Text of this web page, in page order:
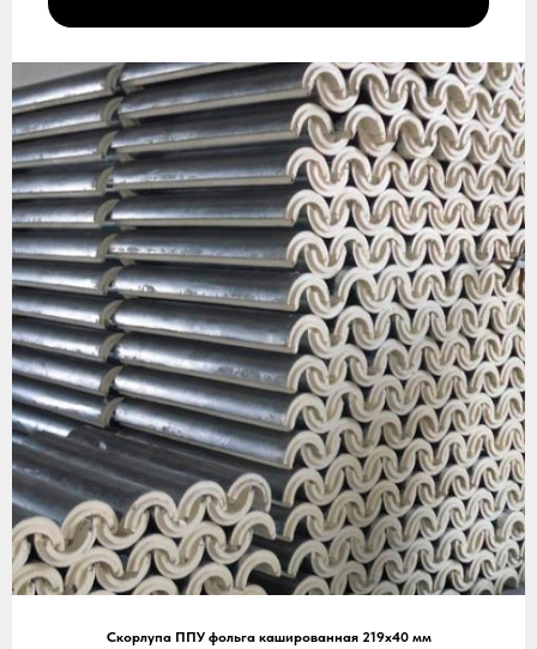
Скорлупа ППУ фольга кашированная 219х40 мм